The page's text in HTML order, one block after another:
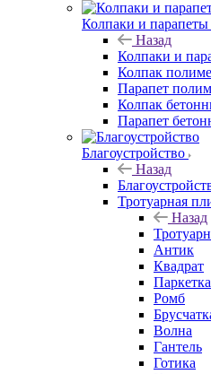
Колпаки и парапеты
Назад
Колпаки и
Колпак
Парапет
Колпак
Парапет
Благоустройство
Назад
Тротуарная
Назад
Антик
Квадрат
Паркетка
Ромб
Волна
Гантель
Готика